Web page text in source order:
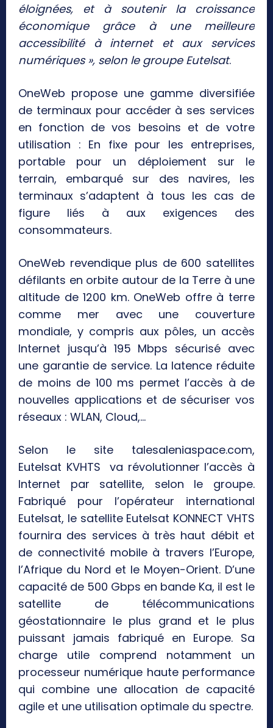
éloignées, et à soutenir la croissance
économique grâce à une meilleure
accessibilité à internet et aux services
numériques », selon le groupe Eutelsat.
OneWeb propose une gamme diversifiée
de terminaux pour accéder à ses services
en fonction de vos besoins et de votre
utilisation : En fixe pour les entreprises,
portable pour un déploiement sur le
terrain, embarqué sur des navires, les
terminaux s’adaptent à tous les cas de
figure liés à aux exigences des
consommateurs.
OneWeb revendique plus de 600 satellites
défilants en orbite autour de la Terre à une
altitude de 1200 km. OneWeb offre à terre
comme mer avec une couverture
mondiale, y compris aux pôles, un accès
Internet jusqu’à 195 Mbps sécurisé avec
une garantie de service. La latence réduite
de moins de 100 ms permet l’accès à de
nouvelles applications et de sécuriser vos
réseaux : WLAN, Cloud,…
Selon le site talesaleniaspace.com,
Eutelsat KVHTS va révolutionner l’accès à
Internet par satellite, selon le groupe.
Fabriqué pour l’opérateur international
Eutelsat, le satellite Eutelsat KONNECT VHTS
fournira des services à très haut débit et
de connectivité mobile à travers l’Europe,
l’Afrique du Nord et le Moyen-Orient. D’une
capacité de 500 Gbps en bande Ka, il est le
satellite de télécommunications
géostationnaire le plus grand et le plus
puissant jamais fabriqué en Europe. Sa
charge utile comprend notamment un
processeur numérique haute performance
qui combine une allocation de capacité
agile et une utilisation optimale du spectre.